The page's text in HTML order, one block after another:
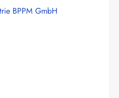
BPPM GmbH